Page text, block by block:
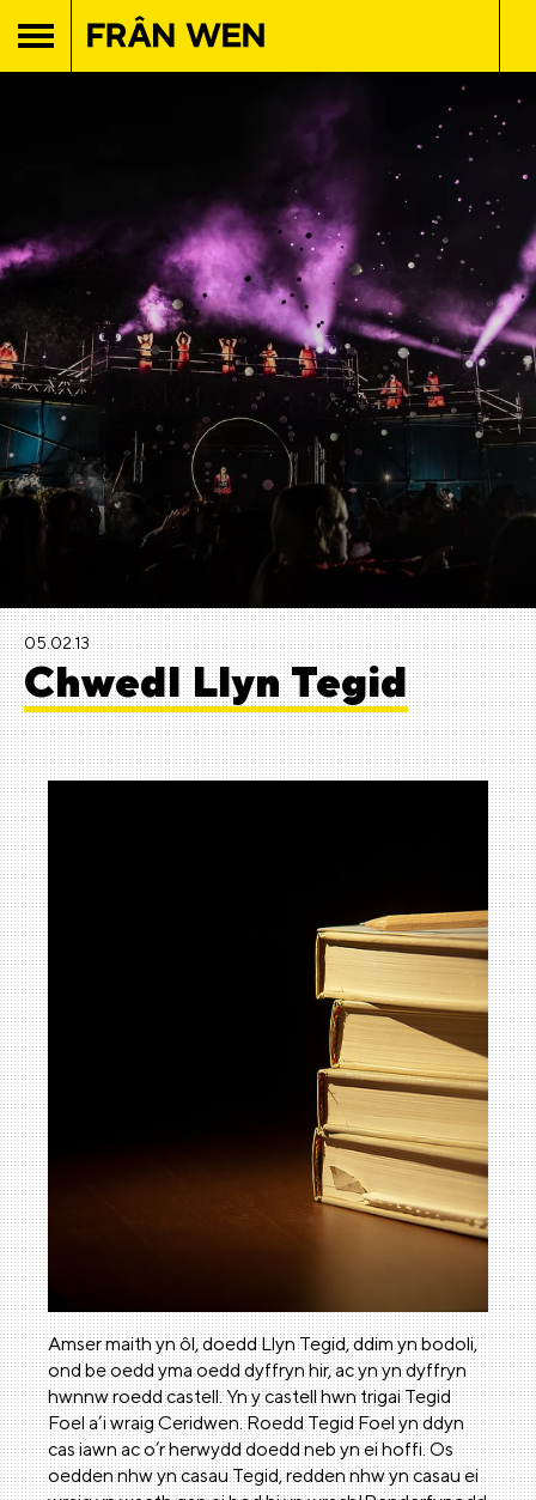
05.02.13
Chwedl Llyn Tegid
Amser maith yn ôl, doedd Llyn Tegid, ddim yn bodoli,
ond be oedd yma oedd dyffryn hir, ac yn yn dyffryn
hwnnw roedd castell. Yn y castell hwn trigai Tegid
Foel a’i wraig Ceridwen. Roedd Tegid Foel yn ddyn
cas iawn ac o’r herwydd doedd neb yn ei hoffi. Os
oedden nhw yn casau Tegid, redden nhw yn casau ei